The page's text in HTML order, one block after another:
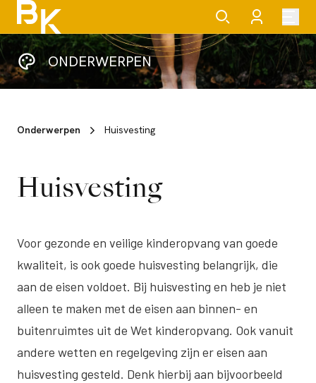
ONDERWERPEN
Onderwerpen Huisvesting
Huisvesting
Voor gezonde en veilige kinderopvang van goede
kwaliteit, is ook goede huisvesting belangrijk, die
aan de eisen voldoet. Bij huisvesting en heb je niet
alleen te maken met de eisen aan binnen- en
buitenruimtes uit de Wet kinderopvang. Ook vanuit
andere wetten en regelgeving zijn er eisen aan
huisvesting gesteld. Denk hierbij aan bijvoorbeeld